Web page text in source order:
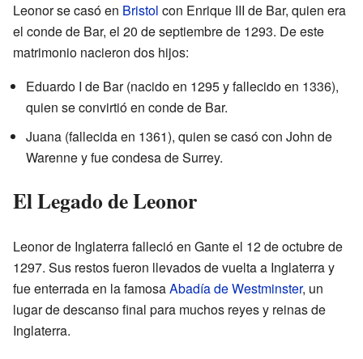
Leonor se casó en Bristol con Enrique III de Bar, quien era
el conde de Bar, el 20 de septiembre de 1293. De este
matrimonio nacieron dos hijos:
Eduardo I de Bar (nacido en 1295 y fallecido en 1336),
quien se convirtió en conde de Bar.
Juana (fallecida en 1361), quien se casó con John de
Warenne y fue condesa de Surrey.
El Legado de Leonor
Leonor de Inglaterra falleció en Gante el 12 de octubre de
1297. Sus restos fueron llevados de vuelta a Inglaterra y
fue enterrada en la famosaAbadía de Westminster, un
lugar de descanso final para muchos reyes y reinas de
Inglaterra.